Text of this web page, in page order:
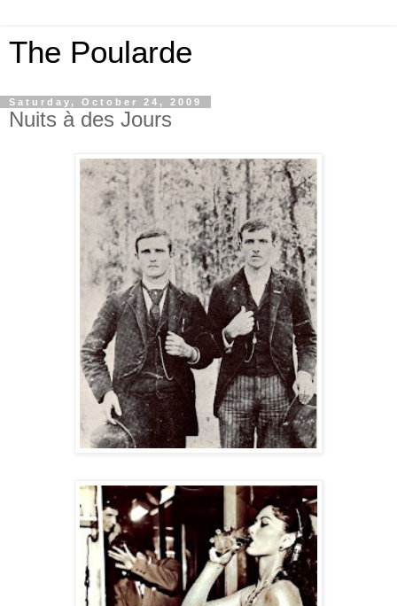
The Poularde
Saturday, October 24, 2009
Nuits à des Jours